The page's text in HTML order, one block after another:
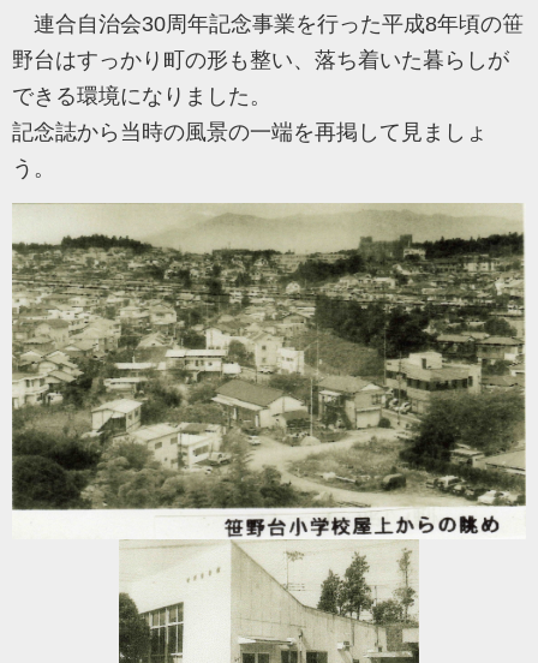
連合自治会30周年記念事業を行った平成8年頃の笹
野台はすっかり町の形も整い、落ち着いた暮らしが
できる環境になりました。
記念誌から当時の風景の一端を再掲して見ましょ
う。